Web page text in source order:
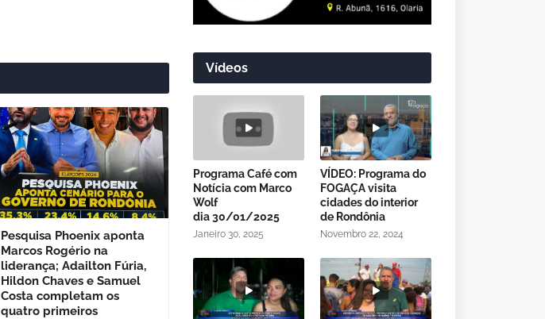
Pesquisa Phoenix aponta
Marcos Rogério na
liderança; Adailton Fúria,
Hildon Chaves e Samuel
Costa completam os
quatro primeiros
Vídeos
Programa Café com
Notícia com Marco
Wolf
dia 30/01/2025
Janeiro 30, 2025
VÍDEO: Programa do
FOGAÇA visita
cidades do interior
de Rondônia
Novembro 22, 2024